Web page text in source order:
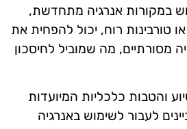
במקורות אנרגיה מתחדשת,
טורבינות רוח, יכול להפחית את
מסורתיים, מה שמוביל לחיסכון
והטבות כלכליות המיועדות
לעבור לשימוש באנרגיה